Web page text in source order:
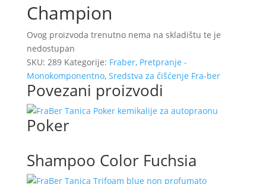
Champion
Ovog proizvoda trenutno nema na skladištu te je
nedostupan
SKU: 289 Kategorije: Fraber, Pretpranje -
Monokomponentno, Sredstva za čišćenje Fra-ber
Povezani proizvodi
Poker
Shampoo Color Fuchsia